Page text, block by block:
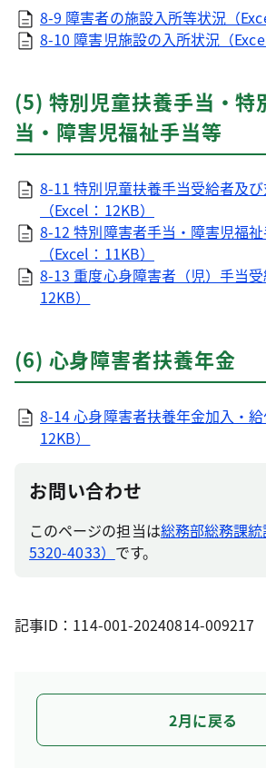
8-9 障害者の施設入所等状況（
8-10 障害児施設の入所状況（
(5) 特別児童扶養手当・特
当・障害児福祉手当等
8-11 特別児童扶養手当受給者及
（Excel：12KB）
8-12 特別障害者手当・障害児福
（Excel：11KB）
8-13 重度心身障害者（児）手当受
12KB）
(6) 心身障害者扶養年金
8-14 心身障害者扶養年金加入・給
12KB）
お問い合わせ
このページの担当は総務部総務課
5320-4033） です。
記事ID：114-001-20240814-009217
2月に戻る